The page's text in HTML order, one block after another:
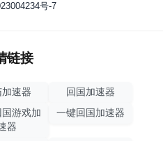
号-7
链接
速器
回国加速器
游戏加
器
一键回国加速器